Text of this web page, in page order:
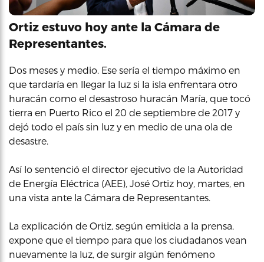
Ortiz estuvo hoy ante la Cámara de
Representantes.
Dos meses y medio. Ese sería el tiempo máximo en
que tardaría en llegar la luz si la isla enfrentara otro
huracán como el desastroso huracán María, que tocó
tierra en Puerto Rico el 20 de septiembre de 2017 y
dejó todo el país sin luz y en medio de una ola de
desastre.
Así lo sentenció el director ejecutivo de la Autoridad
de Energía Eléctrica (AEE), José Ortiz hoy, martes, en
una vista ante la Cámara de Representantes.
La explicación de Ortiz, según emitida a la prensa,
expone que el tiempo para que los ciudadanos vean
nuevamente la luz, de surgir algún fenómeno